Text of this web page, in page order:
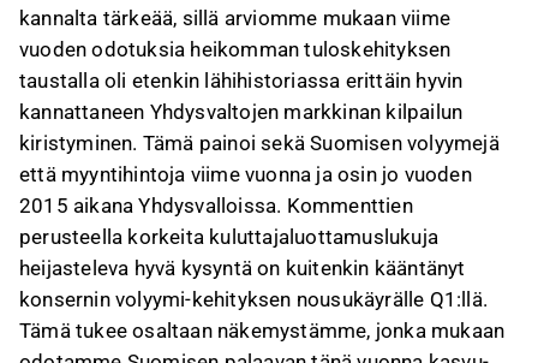
kannalta tärkeää, sillä arviomme mukaan viime
vuoden odotuksia heikomman tuloskehityksen
taustalla oli etenkin lähihistoriassa erittäin hyvin
kannattaneen Yhdysvaltojen markkinan kilpailun
kiristyminen. Tämä painoi sekä Suomisen volyymejä
että myyntihintoja viime vuonna ja osin jo vuoden
2015 aikana Yhdysvalloissa. Kommenttien
perusteella korkeita kuluttajaluottamuslukuja
heijasteleva hyvä kysyntä on kuitenkin kääntänyt
konsernin volyymi-kehityksen nousukäyrälle Q1:llä.
Tämä tukee osaltaan näkemystämme, jonka mukaan